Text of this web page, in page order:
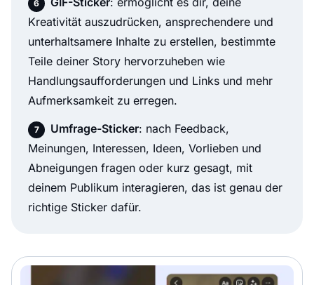
Kreativität auszudrücken, ansprechendere und
unterhaltsamere Inhalte zu erstellen, bestimmte
Teile deiner Story hervorzuheben wie
Handlungsaufforderungen und Links und mehr
Aufmerksamkeit zu erregen.
Umfrage-Sticker: nach Feedback,
Meinungen, Interessen, Ideen, Vorlieben und
Abneigungen fragen oder kurz gesagt, mit
deinem Publikum interagieren, das ist genau der
richtige Sticker dafür.